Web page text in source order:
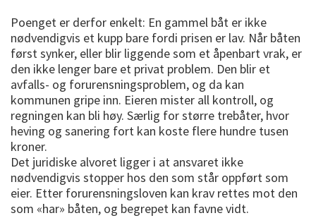
Poenget er derfor enkelt: En gammel båt er ikke
nødvendigvis et kupp bare fordi prisen er lav. Når båten
først synker, eller blir liggende som et åpenbart vrak, er
den ikke lenger bare et privat problem. Den blir et
avfalls- og forurensningsproblem, og da kan
kommunen gripe inn. Eieren mister all kontroll, og
regningen kan bli høy. Særlig for større trebåter, hvor
heving og sanering fort kan koste flere hundre tusen
kroner.
Det juridiske alvoret ligger i at ansvaret ikke
nødvendigvis stopper hos den som står oppført som
eier. Etter forurensningsloven kan krav rettes mot den
som «har» båten, og begrepet kan favne vidt.